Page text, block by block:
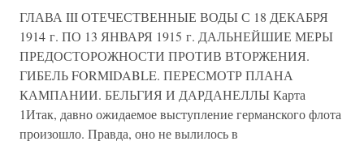
ГЛАВА III ОТЕЧЕСТВЕННЫЕ ВОДЫ С 18 ДЕКАБРЯ
1914 г. ПО 13 ЯНВАРЯ 1915 г. ДАЛЬНЕЙШИЕ МЕРЫ
ПРЕДОСТОРОЖНОСТИ ПРОТИВ ВТОРЖЕНИЯ.
ГИБЕЛЬ FORMIDABLE. ПЕРЕСМОТР ПЛАНА
КАМПАНИИ. БЕЛЬГИЯ И ДАРДАНЕЛЛЫ Карта
1Итак, давно ожидаемое выступление германского флота
произошло. Правда, оно не вылилось в